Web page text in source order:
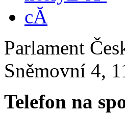
Parlament
Sněmovní 4,
Telefon na